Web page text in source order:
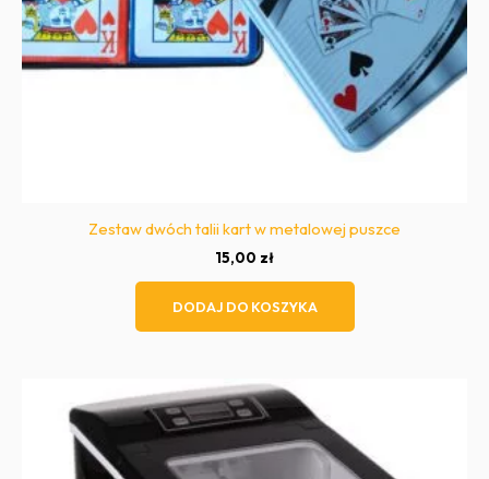
Zestaw dwóch talii kart w metalowej puszce
15,00 zł
DODAJ DO KOSZYKA